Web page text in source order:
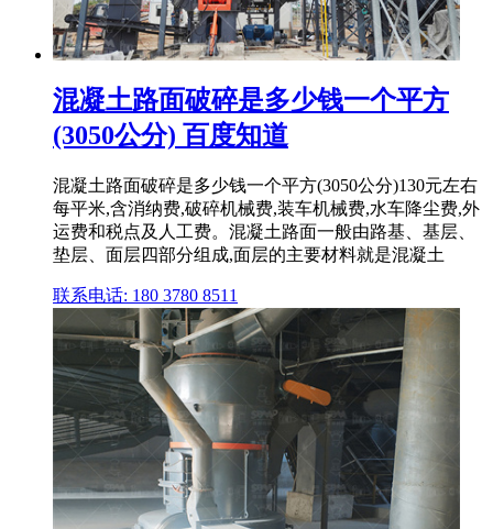
混凝土路面破碎是多少钱一个平方
(3050公分) 百度知道
混凝土路面破碎是多少钱一个平方(3050公分)130元左右
每平米,含消纳费,破碎机械费,装车机械费,水车降尘费,外
运费和税点及人工费。混凝土路面一般由路基、基层、
垫层、面层四部分组成,面层的主要材料就是混凝土
联系电话: 180 3780 8511